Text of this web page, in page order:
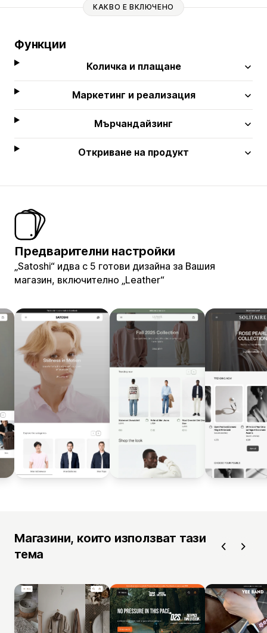
КАКВО Е ВКЛЮЧЕНО
Функции
Количка и плащане
Маркетинг и реализация
Мърчандайзинг
Откриване на продукт
Предварителни настройки
„Satoshi“ идва с 5 готови дизайна за Вашия
магазин, включително „Leather“
Магазини, които използват тази
тема